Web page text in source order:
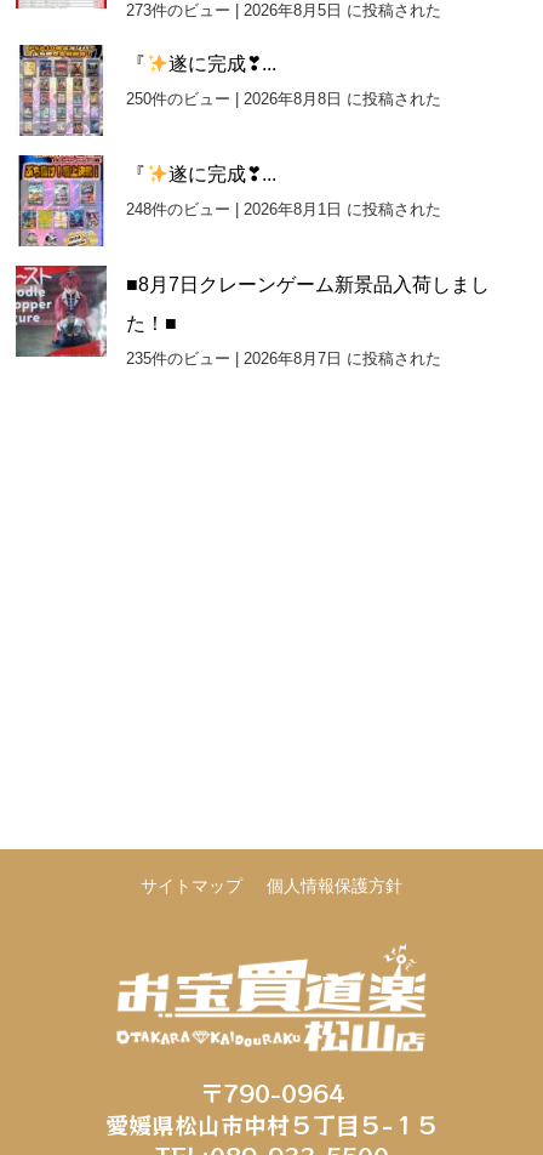
273件のビュー |2026年8月5日 に投稿された
『 遂に完成❣...
250件のビュー |2026年8月8日 に投稿された
『 遂に完成❣...
248件のビュー |2026年8月1日 に投稿された
■8月7日クレーンゲーム新景品入荷しまし
た！■
235件のビュー |2026年8月7日 に投稿された
サイトマップ 個人情報保護方針
〒790-0964
愛媛県松山市中村５丁目５−１５